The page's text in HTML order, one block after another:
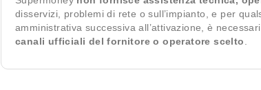
disservizi, problemi di rete o sull’impianto, e per
amministrativa successiva all’attivazione, è
canali ufficiali del fornitore o operatore scelto